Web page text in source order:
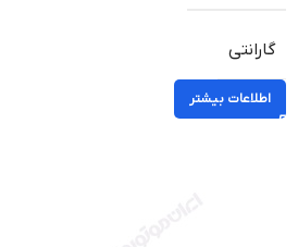
گارانتی
اطلاعات بیشتر